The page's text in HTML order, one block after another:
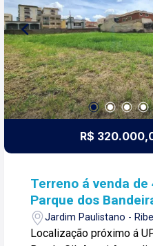
principal imobiliária em
R$
Terreno á venda de
Parque dos
Jardim Paulistano -
Localização próximo á